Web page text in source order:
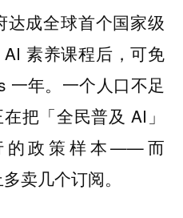
达成全球首个国家级
素养课程后，可免
一年。一个人口不足
把「全民普及 AI」
的政策样本——而
卖几个订阅。